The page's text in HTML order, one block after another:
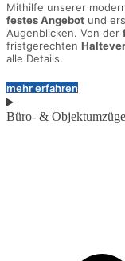
Mithilfe unserer
festes Angebot und
Augenblicken. Von der
fristgerechten
alle Details.
mehr erfahren
Büro- & Objektumzüge